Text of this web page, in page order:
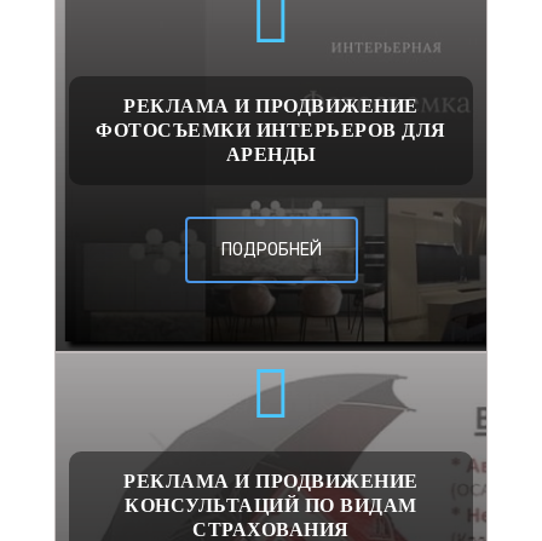
РЕКЛАМА И ПРОДВИЖЕНИЕ
ФОТОСЪЕМКИ ИНТЕРЬЕРОВ ДЛЯ
АРЕНДЫ
ПОДРОБНЕЙ
РЕКЛАМА И ПРОДВИЖЕНИЕ
КОНСУЛЬТАЦИЙ ПО ВИДАМ
СТРАХОВАНИЯ